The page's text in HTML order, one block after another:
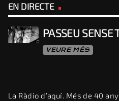
EN DIRECTE
PASSEU SENSE
VEURE MÉS
La Ràdio d’aquí. Més de 40